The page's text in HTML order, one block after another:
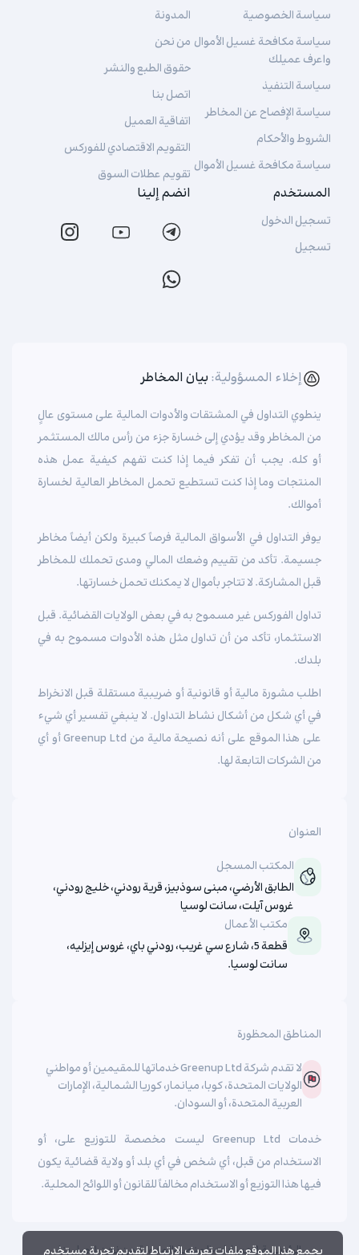
سياسة الخصوصية
سياسة مكافحة غسيل الأموال
واعرف عميلك
سياسة التنفيذ
سياسة الإفصاح عن المخاطر
الشروط والأحكام
سياسة مكافحة غسيل الأموال
المدونة
من نحن
حقوق الطبع والنشر
اتصل بنا
اتفاقية العميل
التقويم الاقتصادي للفوركس
تقويم عطلات السوق
المستخدم
تسجيل الدخول
تسجيل
انضم إلينا
المناطق المحظورة
لا تقدم شركة Greenup Ltd خدماتها للمقيمين أو مواطني
الولايات المتحدة، كوبا، ميانمار، كوريا الشمالية، الإمارات
العربية المتحدة، أو السودان.
خدمات Greenup Ltd ليست مخصصة للتوزيع على، أو
الاستخدام من قبل، أي شخص في أي بلد أو ولاية قضائية يكون
فيها هذا التوزيع أو الاستخدام مخالفاً للقانون أو اللوائح المحلية.
العنوان
المكتب المسجل
الطابق الأرضي، مبنى سوذبيز، قرية رودني، خليج رودني،
غروس آيلت، سانت لوسيا
مكتب الأعمال
قطعة 5، شارع سي غريب، رودني باي، غروس إيزليه،
سانت لوسيا.
إخلاء المسؤولية: بيان المخاطر
ينطوي التداول في المشتقات والأدوات المالية على مستوى عالٍ
من المخاطر وقد يؤدي إلى خسارة جزء من رأس مالك المستثمر
أو كله. يجب أن تفكر فيما إذا كنت تفهم كيفية عمل هذه
المنتجات وما إذا كنت تستطيع تحمل المخاطر العالية لخسارة
أموالك.
يوفر التداول في الأسواق المالية فرصاً كبيرة ولكن أيضاً مخاطر
جسيمة. تأكد من تقييم وضعك المالي ومدى تحملك للمخاطر
قبل المشاركة. لا تتاجر بأموال لا يمكنك تحمل خسارتها.
تداول الفوركس غير مسموح به في بعض الولايات القضائية. قبل
الاستثمار، تأكد من أن تداول مثل هذه الأدوات مسموح به في
بلدك.
اطلب مشورة مالية أو قانونية أو ضريبية مستقلة قبل الانخراط
في أي شكل من أشكال نشاط التداول. لا ينبغي تفسير أي شيء
على هذا الموقع على أنه نصيحة مالية من Greenup Ltd أو أي
من الشركات التابعة لها.
الرئيسيةالحسابات المنصةالمدونةمن نحن اتصل بنا